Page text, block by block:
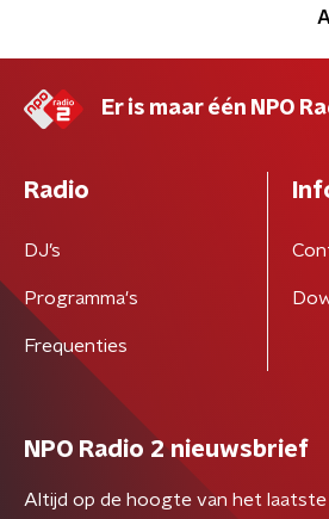
Er is maar één NPO
Radio
DJ’s
Programma's
Frequenties
NPO Radio 2 nieuwsbrief
Altijd op de hoogte van het laatste